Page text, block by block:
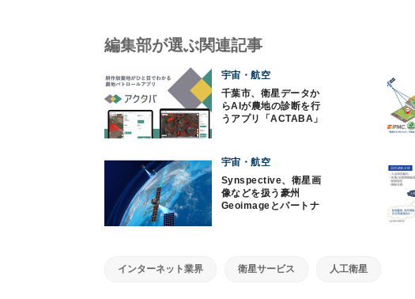
編集部が選ぶ関連記事
宇宙・航空
千葉市、衛星データか
らAIが農地の診断を行
うアプリ「ACTABA」
宇宙・航空
Synspective、衛星画
像などを扱う豪州
Geoimageとパートナ
インターネット業界 衛星サービス 人工衛星